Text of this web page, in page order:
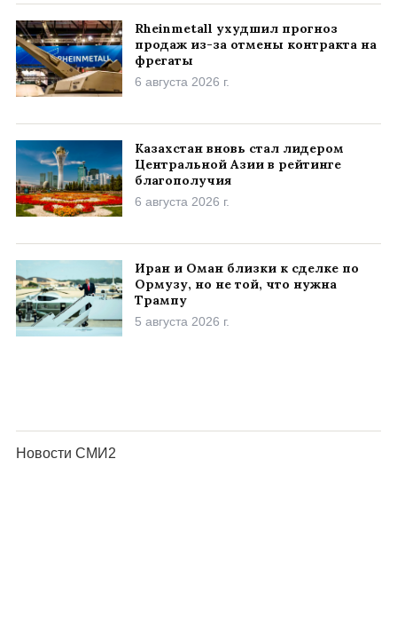
Rheinmetall ухудшил прогноз
продаж из-за отмены контракта на
фрегаты
6 августа 2026 г.
Казахстан вновь стал лидером
Центральной Азии в рейтинге
благополучия
6 августа 2026 г.
Иран и Оман близки к сделке по
Ормузу, но не той, что нужна
Трампу
5 августа 2026 г.